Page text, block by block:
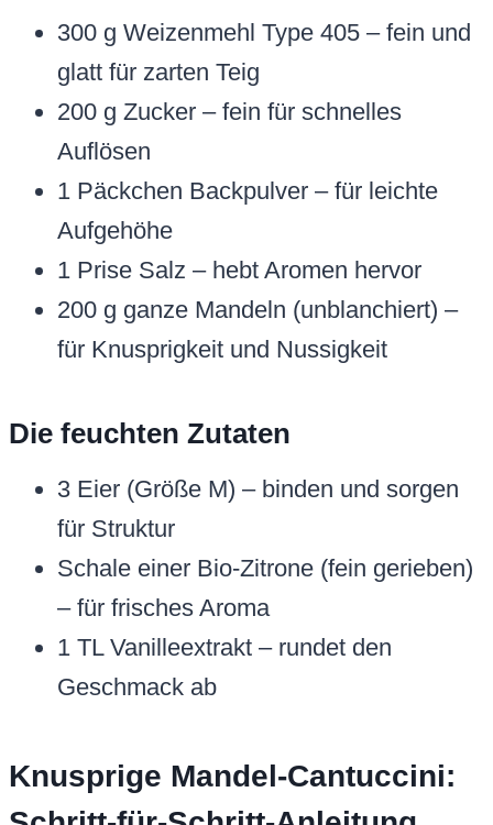
300 g Weizenmehl Type 405 – fein und
glatt für zarten Teig
200 g Zucker – fein für schnelles
Auflösen
1 Päckchen Backpulver – für leichte
Aufgehöhe
1 Prise Salz – hebt Aromen hervor
200 g ganze Mandeln (unblanchiert) –
für Knusprigkeit und Nussigkeit
Die feuchten Zutaten
3 Eier (Größe M) – binden und sorgen
für Struktur
Schale einer Bio-Zitrone (fein gerieben)
– für frisches Aroma
1 TL Vanilleextrakt – rundet den
Geschmack ab
Knusprige Mandel-Cantuccini: